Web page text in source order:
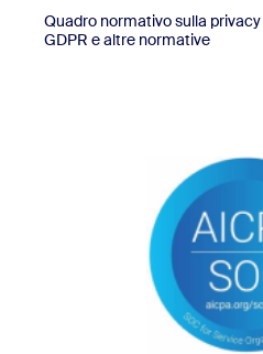
Quadro normativo sulla
GDPR e altre normative